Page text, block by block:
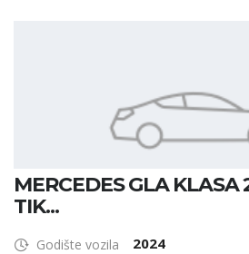
MERCEDES GLA
TIK...
Godište vozila 2024